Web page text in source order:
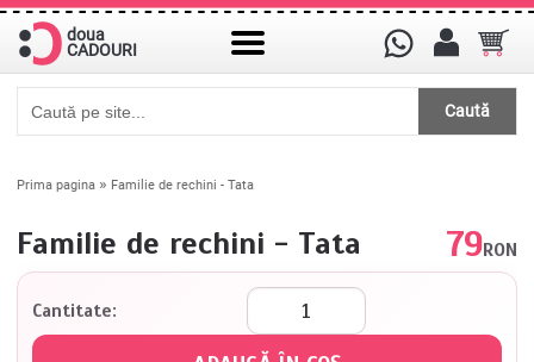
doua
CADOURI
Caută
Prima pagina » Familie de rechini - Tata
Familie de rechini - Tata 79RON
Cantitate: